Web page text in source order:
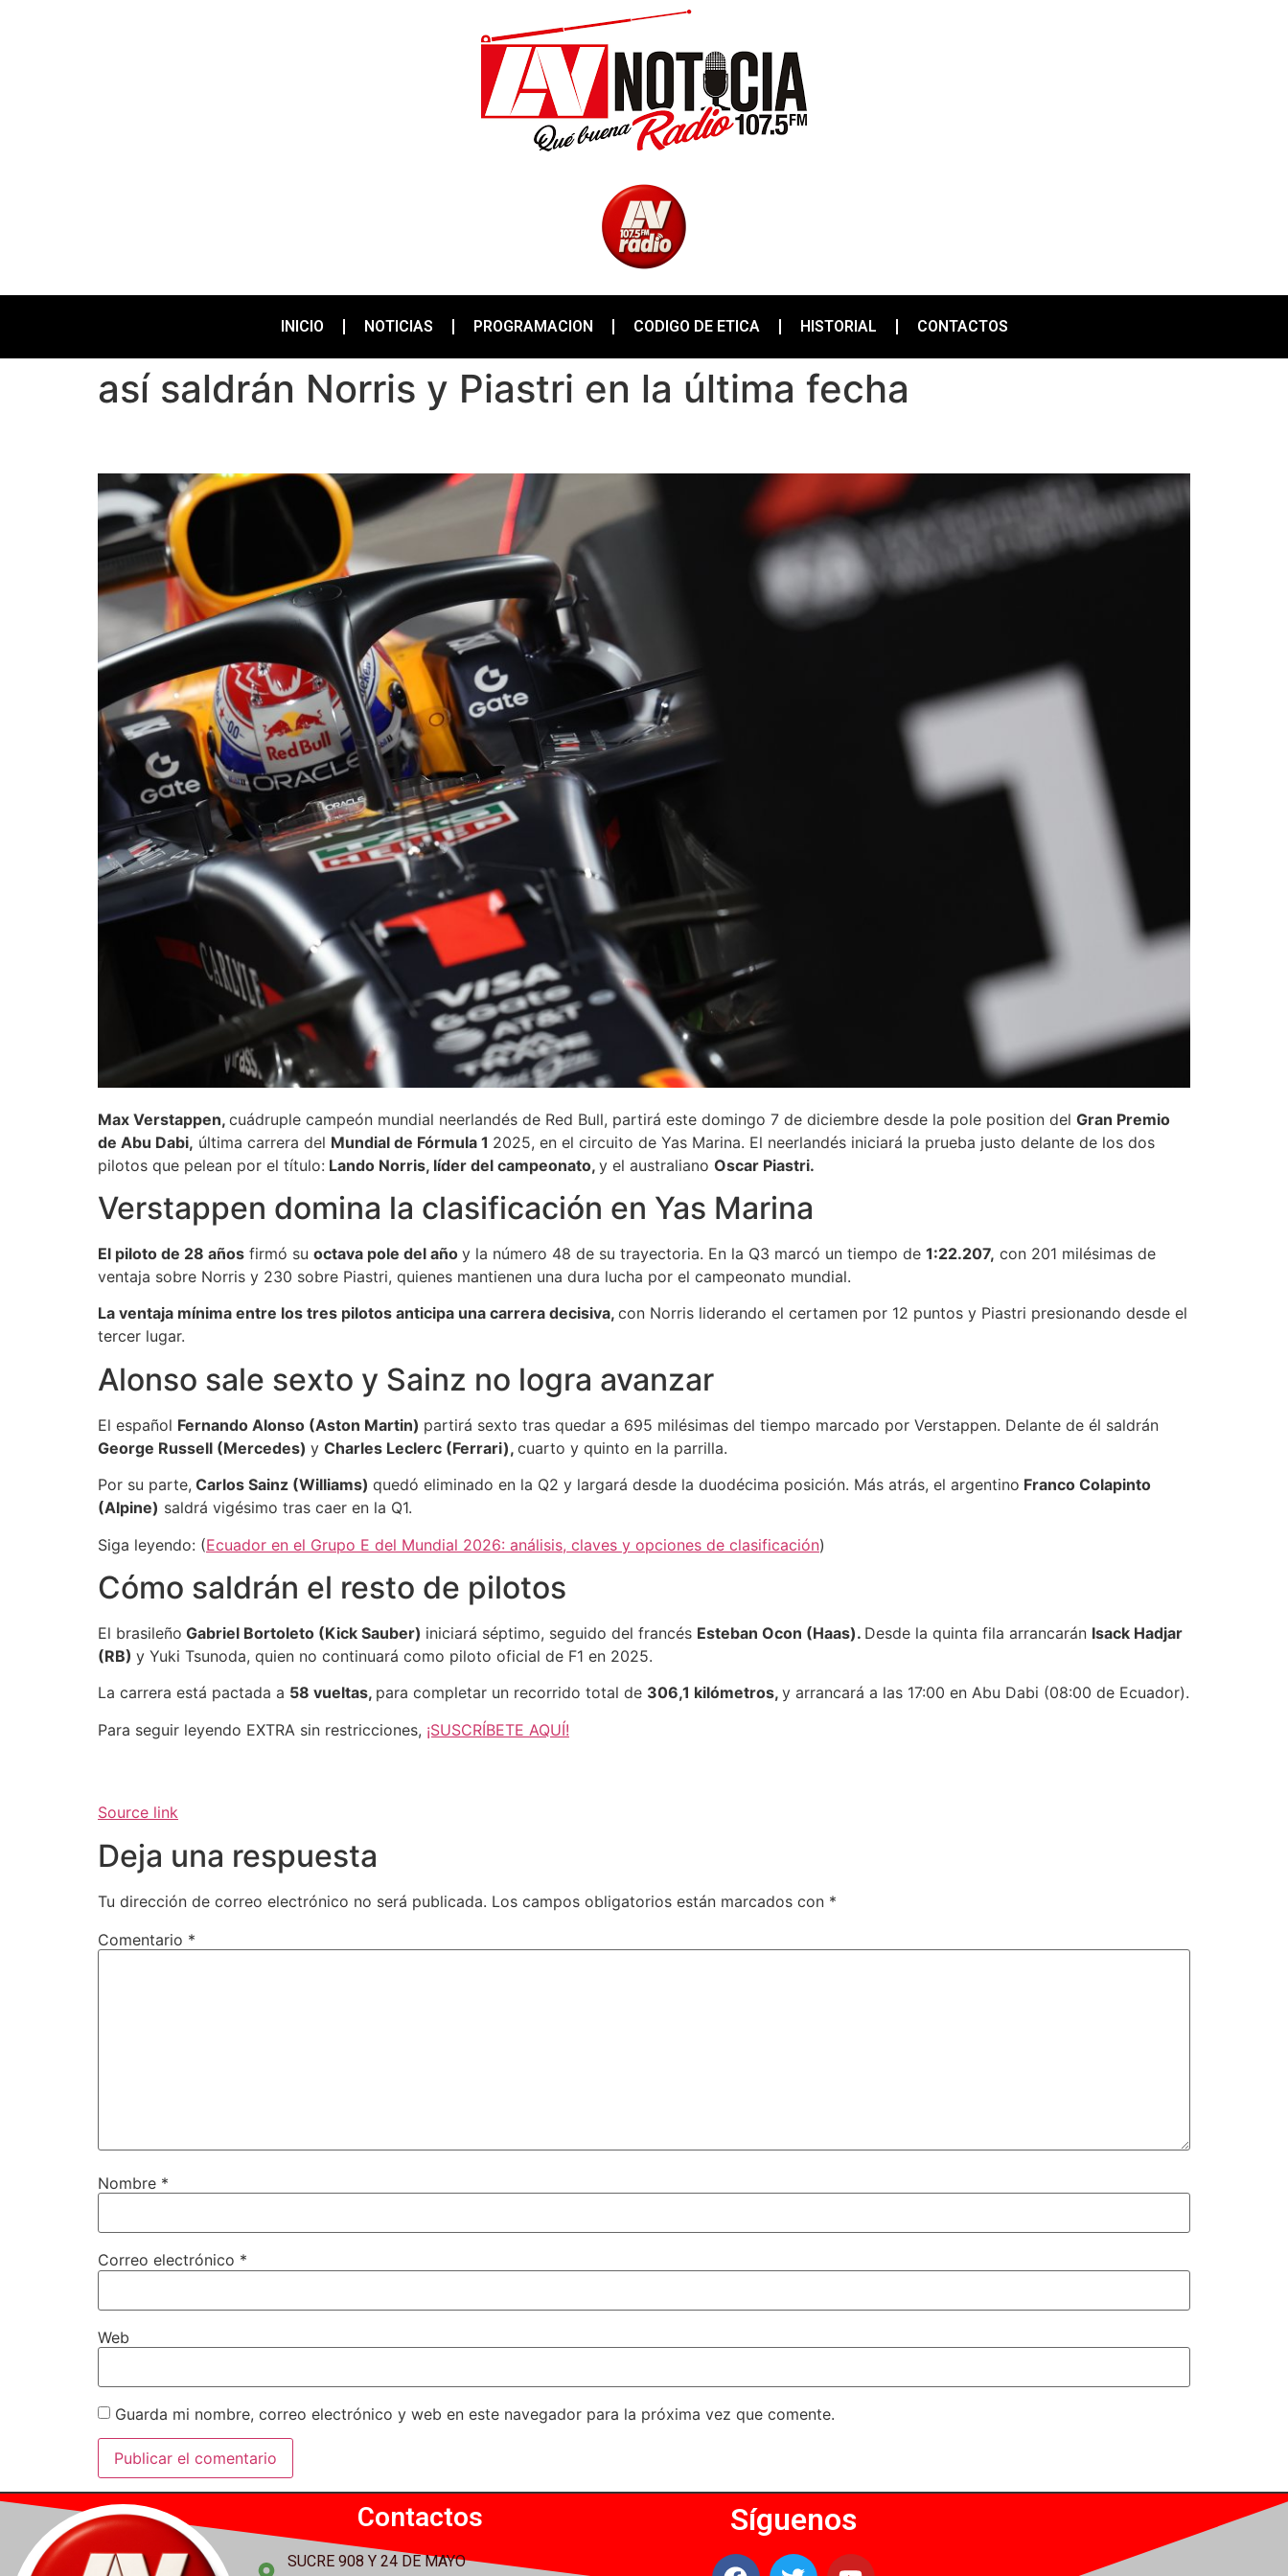
INICIO NOTICIAS PROGRAMACION CODIGO DE ETICA HISTORIAL CONTACTOS
así saldrán Norris y Piastri en la última fecha
Max Verstappen, cuádruple campeón mundial neerlandés de Red Bull, partirá este domingo 7 de diciembre desde la pole position del Gran Premio
de Abu Dabi, última carrera del Mundial de Fórmula 1 2025, en el circuito de Yas Marina. El neerlandés iniciará la prueba justo delante de los dos
pilotos que pelean por el título: Lando Norris, líder del campeonato, y el australiano Oscar Piastri.
Verstappen domina la clasificación en Yas Marina
El piloto de 28 años firmó su octava pole del año y la número 48 de su trayectoria. En la Q3 marcó un tiempo de 1:22.207, con 201 milésimas de
ventaja sobre Norris y 230 sobre Piastri, quienes mantienen una dura lucha por el campeonato mundial.
La ventaja mínima entre los tres pilotos anticipa una carrera decisiva, con Norris liderando el certamen por 12 puntos y Piastri presionando desde el
tercer lugar.
Alonso sale sexto y Sainz no logra avanzar
El español Fernando Alonso (Aston Martin) partirá sexto tras quedar a 695 milésimas del tiempo marcado por Verstappen. Delante de él saldrán
George Russell (Mercedes) y Charles Leclerc (Ferrari), cuarto y quinto en la parrilla.
Por su parte, Carlos Sainz (Williams) quedó eliminado en la Q2 y largará desde la duodécima posición. Más atrás, el argentino Franco Colapinto
(Alpine) saldrá vigésimo tras caer en la Q1.
Siga leyendo: (Ecuador en el Grupo E del Mundial 2026: análisis, claves y opciones de clasificación)
Cómo saldrán el resto de pilotos
El brasileño Gabriel Bortoleto (Kick Sauber) iniciará séptimo, seguido del francés Esteban Ocon (Haas). Desde la quinta fila arrancarán Isack Hadjar
(RB) y Yuki Tsunoda, quien no continuará como piloto oficial de F1 en 2025.
La carrera está pactada a 58 vueltas, para completar un recorrido total de 306,1 kilómetros, y arrancará a las 17:00 en Abu Dabi (08:00 de Ecuador).
Para seguir leyendo EXTRA sin restricciones, ¡SUSCRÍBETE AQUÍ!
Source link
Deja una respuesta
Tu dirección de correo electrónico no será publicada. Los campos obligatorios están marcados con *
Comentario *
Nombre *
Correo electrónico *
Web
Guarda mi nombre, correo electrónico y web en este navegador para la próxima vez que comente.
Contactos
SUCRE 908 Y 24 DE MAYO
Síguenos